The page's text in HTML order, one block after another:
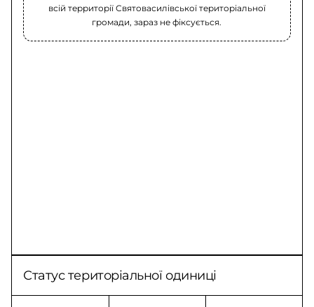
всій территорії Святовасилівської територіальної
громади, зараз не фіксується.
Статус територіальної одиниці